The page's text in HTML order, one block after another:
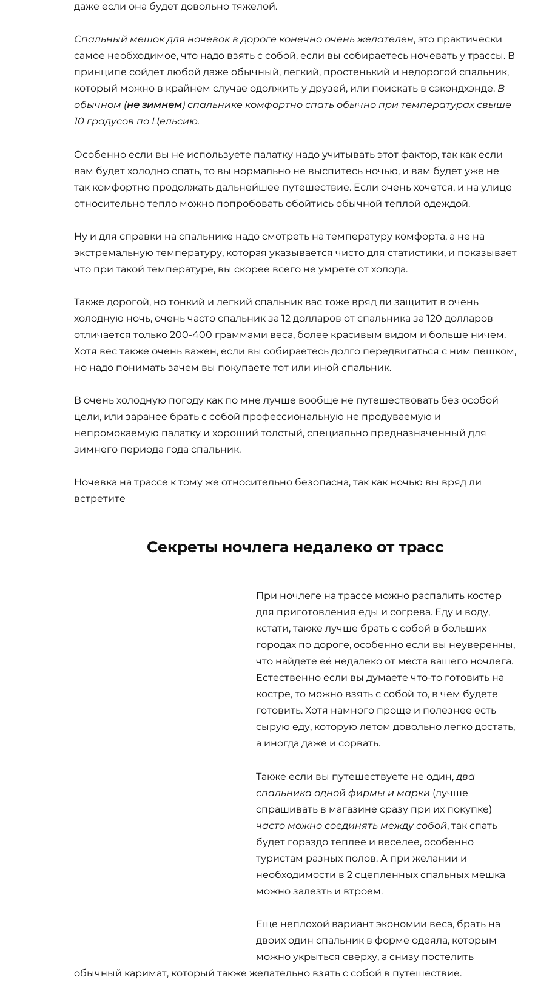
даже если она будет довольно тяжелой.
Спальный мешок для ночевок в дороге конечно очень желателен, это практически
самое необходимое, что надо взять с собой, если вы собираетесь ночевать у трассы. В
принципе сойдет любой даже обычный, легкий, простенький и недорогой спальник,
который можно в крайнем случае одолжить у друзей, или поискать в сэкондхэнде. В
обычном (не зимнем) спальнике комфортно спать обычно при температурах свыше
10 градусов по Цельсию.
Особенно если вы не используете палатку надо учитывать этот фактор, так как если
вам будет холодно спать, то вы нормально не выспитесь ночью, и вам будет уже не
так комфортно продолжать дальнейшее путешествие. Если очень хочется, и на улице
относительно тепло можно попробовать обойтись обычной теплой одеждой.
Ну и для справки на спальнике надо смотреть на температуру комфорта, а не на
экстремальную температуру, которая указывается чисто для статистики, и показывает
что при такой температуре, вы скорее всего не умрете от холода.
Также дорогой, но тонкий и легкий спальник вас тоже вряд ли защитит в очень
холодную ночь, очень часто спальник за 12 долларов от спальника за 120 долларов
отличается только 200-400 граммами веса, более красивым видом и больше ничем.
Хотя вес также очень важен, если вы собираетесь долго передвигаться с ним пешком,
но надо понимать зачем вы покупаете тот или иной спальник.
В очень холодную погоду как по мне лучше вообще не путешествовать без особой
цели, или заранее брать с собой профессиональную не продуваемую и
непромокаемую палатку и хороший толстый, специально предназначенный для
зимнего периода года спальник.
Ночевка на трассе к тому же относительно безопасна, так как ночью вы вряд ли
встретите
Секреты ночлега недалеко от трасс
При ночлеге на трассе можно распалить костер
для приготовления еды и согрева. Еду и воду,
кстати, также лучше брать с собой в больших
городах по дороге, особенно если вы неуверенны,
что найдете её недалеко от места вашего ночлега.
Естественно если вы думаете что-то готовить на
костре, то можно взять с собой то, в чем будете
готовить. Хотя намного проще и полезнее есть
сырую еду, которую летом довольно легко достать,
а иногда даже и сорвать.
Также если вы путешествуете не один, два
спальника одной фирмы и марки (лучше
спрашивать в магазине сразу при их покупке)
часто можно соединять между собой, так спать
будет гораздо теплее и веселее, особенно
туристам разных полов. А при желании и
необходимости в 2 сцепленных спальных мешка
можно залезть и втроем.
Еще неплохой вариант экономии веса, брать на
двоих один спальник в форме одеяла, которым
можно укрыться сверху, а снизу постелить
обычный каримат, который также желательно взять с собой в путешествие.